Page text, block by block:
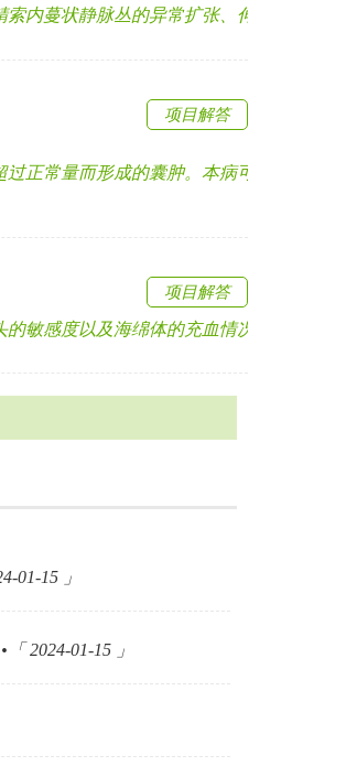
内蔓状静脉丛的异常扩张、伸长和迂曲.....
正常量而形成的囊肿。本病可发生于.....
项目解答
敏感度以及海绵体的充血情况，从而判断.....
项目解答
01-15 」
2024-01-15 」